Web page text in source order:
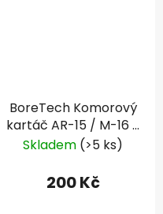
BoreTech Komorový
kartáč AR-15 / M-16 -
nylon .223 / 5.56 mm
Skladem (>5 ks)
200 Kč